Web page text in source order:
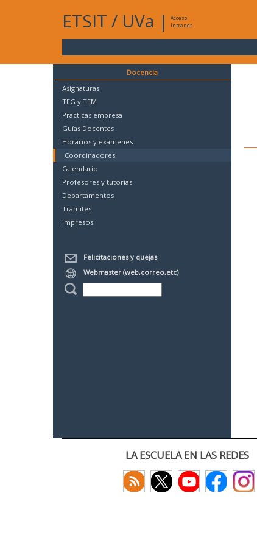
ETSIT / UVa |
Acceso
Intranet
Docencia
Asignaturas
TFG y TFM
Prácticas empresa
Guías Docentes
Horarios y exámenes
Coordinadores
Calendario
Profesores y tutorías
Departamentos
Trámites
Impresos
Felicitaciones y quejas
Webmaster (web,correo,etc)
LA ESCUELA EN LAS REDES